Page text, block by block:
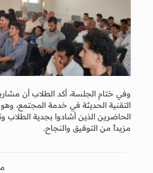
وفي ختام الجلسة، أكد الطلاب أن
التقنية الحديثة في خدمة المجتمع،
الحاضرين الذين أشادوا بجدية الطلاب
مزيداً من التوفيق والنجاح.